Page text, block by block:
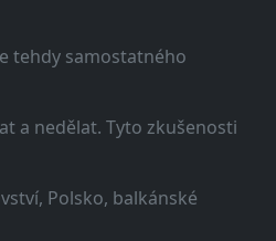
tehdy samostatného
a nedělat. Tyto zkušenosti
Polsko, balkánské